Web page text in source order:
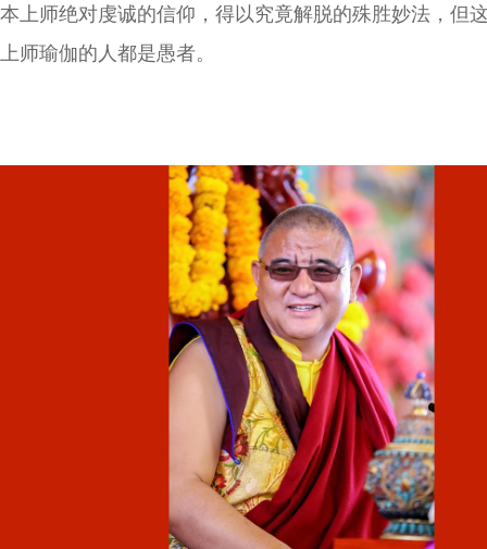
本上师绝对虔诚的信仰，得以究竟解脱的殊胜妙法，但
上师瑜伽的人都是愚者。